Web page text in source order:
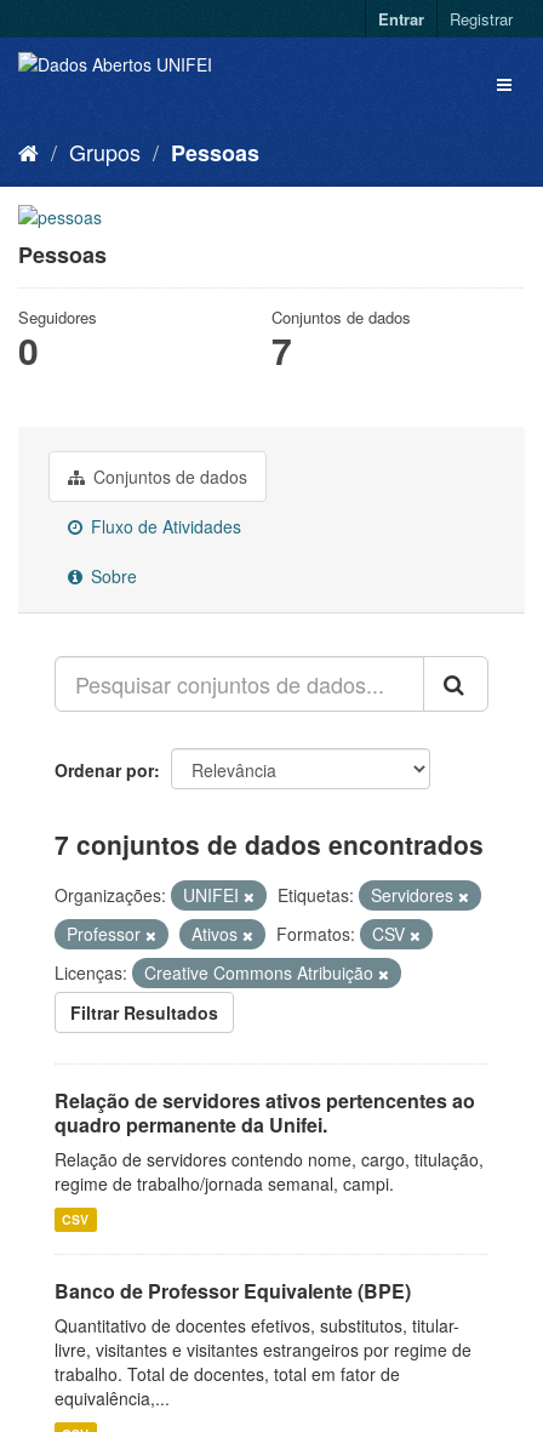
Entrar Registrar
Grupos Pessoas
Pessoas
Seguidores
0
Conjuntos de dados
7
Conjuntos de dados
Fluxo de Atividades
Sobre
Ordenar por
7 conjuntos de dados encontrados
Organizações: UNIFEI Etiquetas:
Servidores
Professor
Ativos Formatos:
CSV
Licenças:
Creative Commons Atribuição
Filtrar Resultados
Relação de servidores ativos pertencentes ao
quadro permanente da Unifei.
Relação de servidores contendo nome, cargo, titulação,
regime de trabalho/jornada semanal, campi.
CSV
Banco de Professor Equivalente (BPE)
Quantitativo de docentes efetivos, substitutos, titular-
livre, visitantes e visitantes estrangeiros por regime de
trabalho. Total de docentes, total em fator de
equivalência,...